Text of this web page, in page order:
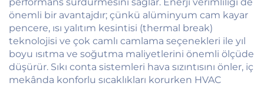
önemli bir avantajdır; çünkü alüminyum cam kayar
pencere, ısı yalıtım kesintisi (thermal break)
teknolojisi ve çok camlı camlama seçenekleri ile yıl
boyu ısıtma ve soğutma maliyetlerini önemli ölçüde
düşürür. Sıkı conta sistemleri hava sızıntısını önler, iç
mekânda konforlu sıcaklıkları korurken HVAC